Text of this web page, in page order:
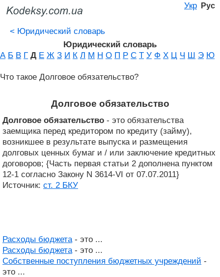
Укр Рус
< Юридический словарь
Юридический словарь
А Б В Г Д Е Ж З И К Л М Н О П Р С Т У Ф Х Ц Ч Ш Э Ю
Что такое Долговое обязательство?
Долговое обязательство
Долговое обязательство - это обязательства
заемщика перед кредитором по кредиту (займу),
возникшее в результате выпуска и размещения
долговых ценных бумаг и / или заключение кредитных
договоров; {Часть первая статьи 2 дополнена пунктом
12-1 согласно Закону N 3614-VI от 07.07.2011}
Источник: ст. 2 БКУ
Расходы бюджета- это ...
Расходы бюджета- это ...
Собственные поступления бюджетных учреждений -
это ...